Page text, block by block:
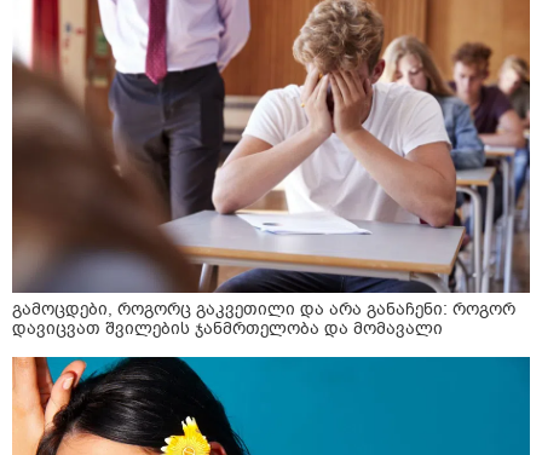
გამოცდები, როგორც გაკვეთილი და არა განაჩენი: როგორ
დავიცვათ შვილების ჯანმრთელობა და მომავალი